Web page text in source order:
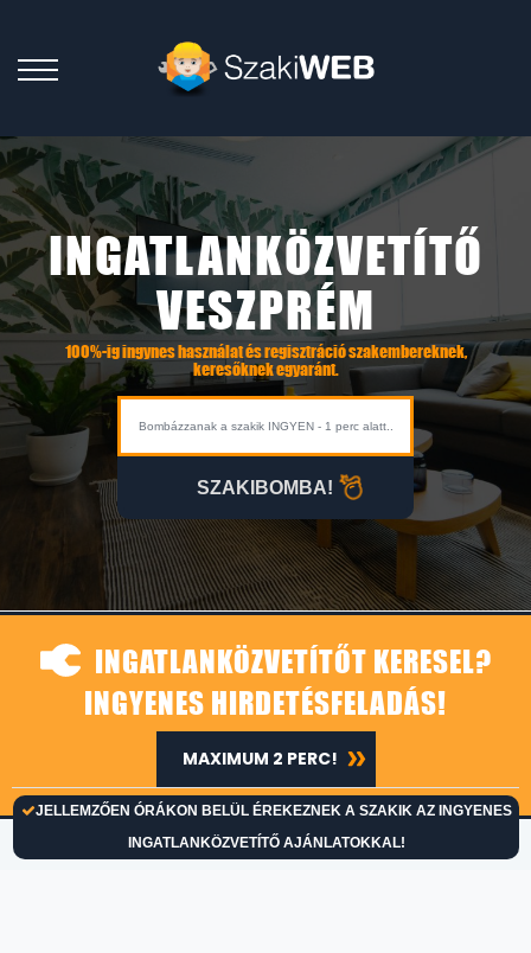
INGATLANKÖZVETÍTŐ
VESZPRÉM
100%-ig ingynes használat és regisztráció szakembereknek,
keresőknek egyaránt.
SZAKIBOMBA!
INGATLANKÖZVETÍTŐT KERESEL?
INGYENES HIRDETÉSFELADÁS!
JELLEMZŐEN ÓRÁKON BELÜL ÉREKEZNEK A SZAKIK AZ INGYENES
INGATLANKÖZVETÍTŐ AJÁNLATOKKAL!
MAXIMUM 2 PERC!